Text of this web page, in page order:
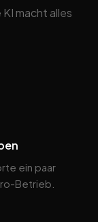
macht alles
ein paar
Betrieb.